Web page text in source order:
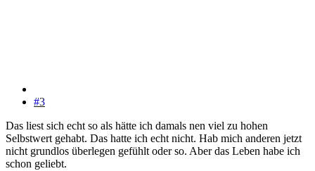
#3
Das liest sich echt so als hätte ich damals nen viel zu hohen
Selbstwert gehabt. Das hatte ich echt nicht. Hab mich anderen jetzt
nicht grundlos überlegen gefühlt oder so. Aber das Leben habe ich
schon geliebt.